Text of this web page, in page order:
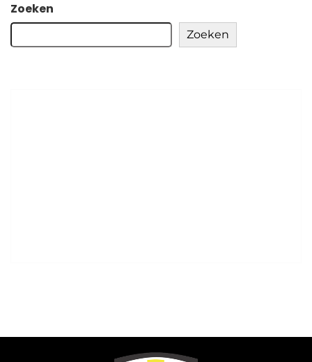
Zoeken
Zoeken